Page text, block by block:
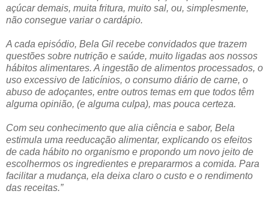
açúcar demais, muita fritura, muito sal, ou, simplesmente,
não consegue variar o cardápio.
A cada episódio, Bela Gil recebe convidados que trazem
questões sobre nutrição e saúde, muito ligadas aos nossos
hábitos alimentares. A ingestão de alimentos processados, o
uso excessivo de laticínios, o consumo diário de carne, o
abuso de adoçantes, entre outros temas em que todos têm
alguma opinião, (e alguma culpa), mas pouca certeza.
Com seu conhecimento que alia ciência e sabor, Bela
estimula uma reeducação alimentar, explicando os efeitos
de cada hábito no organismo e propondo um novo jeito de
escolhermos os ingredientes e prepararmos a comida. Para
facilitar a mudança, ela deixa claro o custo e o rendimento
das receitas.”